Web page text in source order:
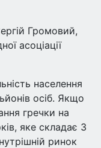
Громовий,
асоціації
населення
осіб. Якщо
гречки на
яке складає 3
ринок